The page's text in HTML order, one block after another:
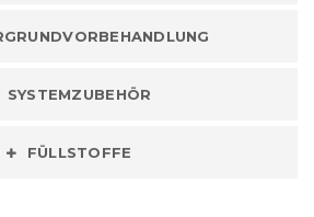
SYSTEMZUBEHÖR
FÜLLSTOFFE